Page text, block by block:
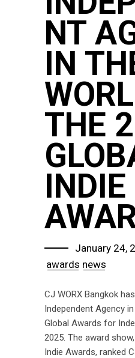
NT
IN
THE
INDIE
January 24,
awards news
CJ WORX Bangkok
Independent Agency
Global Awards for
2025. The award
Indie Awards, ranked